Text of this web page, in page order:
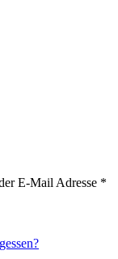
E-Mail Adresse *